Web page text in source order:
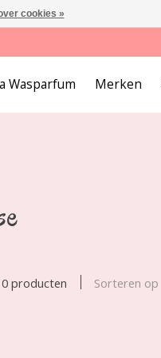
Wasparfum Merken
0 producten Sorteren op
cookies »